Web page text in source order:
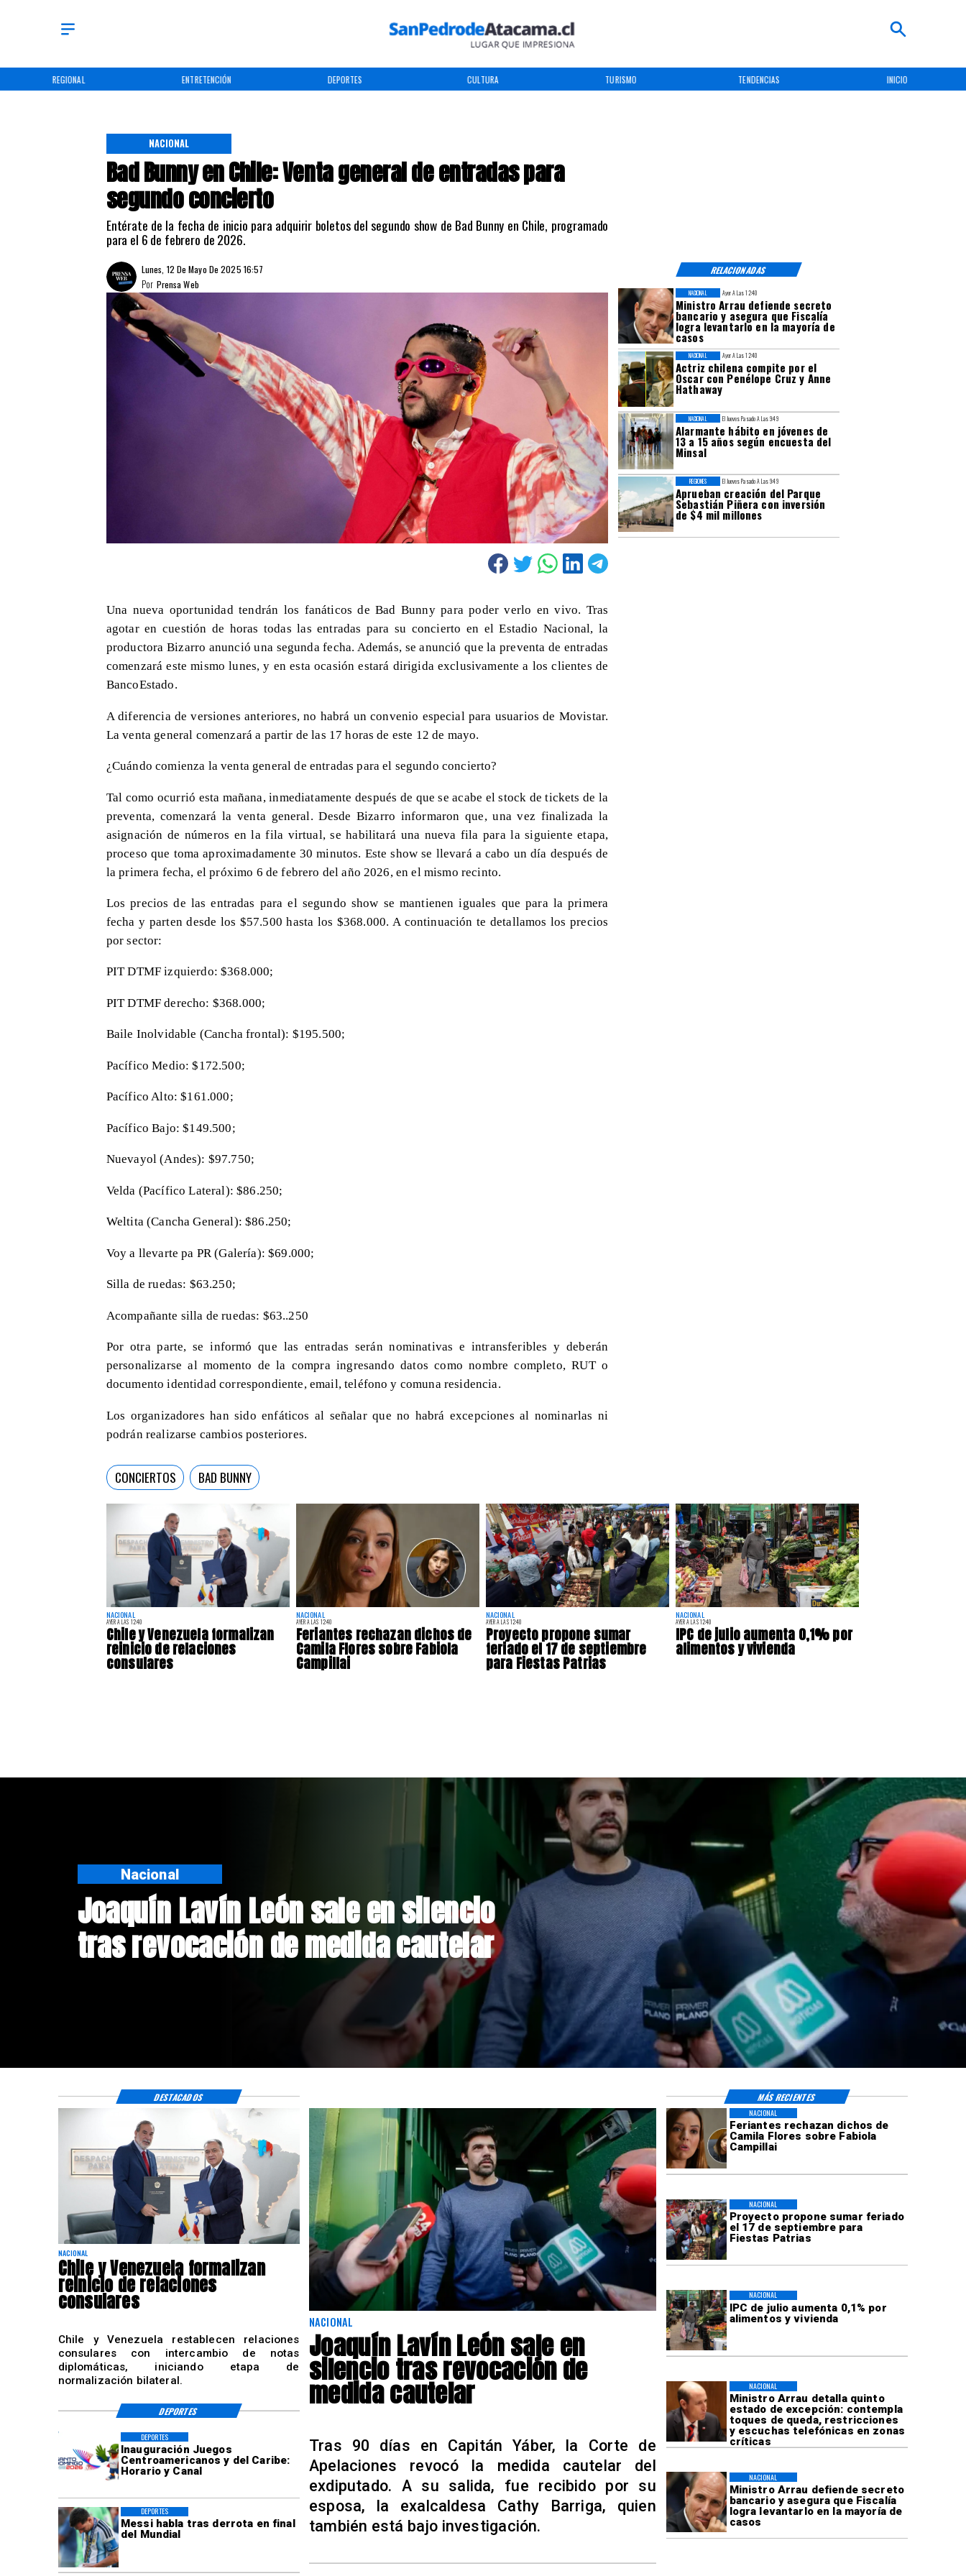
REGIONAL ENTRETENCIÓN DEPORTES CULTURA TURISMO TENDENCIAS INICIO
Bad Bunny en Chile: Venta general de entradas para
segundo concierto
Entérate de la fecha de inicio para adquirir boletos del segundo show de Bad Bunny en Chile, programado
para el 6 de febrero de 2026.
NACIONAL
RELACIONADAS
Lunes, 12 De Mayo De 2025 16:57
Prensa Web
Por
NACIONAL
AYER A LAS 12:40
Chile y Venezuela formalizan
reinicio de relaciones
consulares
NACIONAL
AYER A LAS 12:40
Feriantes rechazan dichos de
Camila Flores sobre Fabiola
Campillai
NACIONAL
AYER A LAS 12:40
Proyecto propone sumar
feriado el 17 de septiembre
para Fiestas Patrias
NACIONAL
AYER A LAS 12:40
IPC de julio aumenta 0,1% por
alimentos y vivienda
Ayer A Las 12:40
Ministro Arrau defiende secreto
bancario y asegura que Fiscalía
logra levantarlo en la mayoría de
casos
NACIONAL
Ayer A Las 12:40
Actriz chilena compite por el
Oscar con Penélope Cruz y Anne
Hathaway
NACIONAL
El Jueves Pasado A Las 9:49
Alarmante hábito en jóvenes de
13 a 15 años según encuesta del
Minsal
NACIONAL
El Jueves Pasado A Las 9:49
Aprueban creación del Parque
Sebastián Piñera con inversión
de $4 mil millones
REGIONES
Una nueva oportunidad tendrán los fanáticos de Bad Bunny para poder verlo en vivo. Tras
agotar en cuestión de horas todas las entradas para su concierto en el Estadio Nacional, la
productora Bizarro anunció una segunda fecha. Además, se anunció que la preventa de entradas
comenzará este mismo lunes, y en esta ocasión estará dirigida exclusivamente a los clientes de
BancoEstado.
A diferencia de versiones anteriores, no habrá un convenio especial para usuarios de Movistar.
La venta general comenzará a partir de las 17 horas de este 12 de mayo.
¿Cuándo comienza la venta general de entradas para el segundo concierto?
Tal como ocurrió esta mañana, inmediatamente después de que se acabe el stock de tickets de la
preventa, comenzará la venta general. Desde Bizarro informaron que, una vez finalizada la
asignación de números en la fila virtual, se habilitará una nueva fila para la siguiente etapa,
proceso que toma aproximadamente 30 minutos. Este show se llevará a cabo un día después de
la primera fecha, el próximo 6 de febrero del año 2026, en el mismo recinto.
Los precios de las entradas para el segundo show se mantienen iguales que para la primera
fecha y parten desde los $57.500 hasta los $368.000. A continuación te detallamos los precios
por sector:
PIT DTMF izquierdo: $368.000;
PIT DTMF derecho: $368.000;
Baile Inolvidable (Cancha frontal): $195.500;
Pacífico Medio: $172.500;
Pacífico Alto: $161.000;
Pacífico Bajo: $149.500;
Nuevayol (Andes): $97.750;
Velda (Pacífico Lateral): $86.250;
Weltita (Cancha General): $86.250;
Voy a llevarte pa PR (Galería): $69.000;
Silla de ruedas: $63.250;
Acompañante silla de ruedas: $63..250
Por otra parte, se informó que las entradas serán nominativas e intransferibles y deberán
personalizarse al momento de la compra ingresando datos como nombre completo, RUT o
documento identidad correspondiente, email, teléfono y comuna residencia.
Los organizadores han sido enfáticos al señalar que no habrá excepciones al nominarlas ni
podrán realizarse cambios posteriores.
CONCIERTOS BAD BUNNY
Chile y Venezuela formalizan reinicio
de relaciones consulares
Nacional
Feriantes rechazan dichos de
Camila Flores sobre Fabiola
Campillai
NACIONAL
Proyecto propone sumar feriado
el 17 de septiembre para
Fiestas Patrias
NACIONAL
IPC de julio aumenta 0,1% por
alimentos y vivienda
NACIONAL
Ministro Arrau detalla quinto
estado de excepción: contempla
toques de queda, restricciones
y escuchas telefónicas en zonas
críticas
NACIONAL
Ministro Arrau defiende secreto
bancario y asegura que Fiscalía
logra levantarlo en la mayoría de
casos
NACIONAL
Inauguración Juegos
Centroamericanos y del Caribe:
Horario y Canal
DEPORTES
Messi habla tras derrota en final
del Mundial
DEPORTES
NACIONAL
Chile y Venezuela formalizan
reinicio de relaciones
consulares
Chile y Venezuela restablecen relaciones
consulares con intercambio de notas
diplomáticas, iniciando etapa de
normalización bilateral.
NACIONAL
Joaquín Lavín León sale en
silencio tras revocación de
medida cautelar
Tras 90 días en Capitán Yáber, la Corte de
Apelaciones revocó la medida cautelar del
exdiputado. A su salida, fue recibido por su
esposa, la exalcaldesa Cathy Barriga, quien
también está bajo investigación.
DESTACADOS MÁS RECIENTES
DEPORTES